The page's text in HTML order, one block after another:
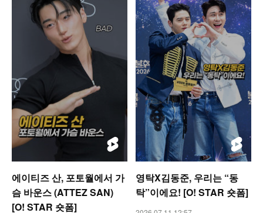
에이티즈 산, 포토월에서 가
슴 바운스 (ATTEZ SAN)
[O! STAR 숏폼]
영탁X김동준, 우리는 “동
탁”이에요! [O! STAR 숏폼]